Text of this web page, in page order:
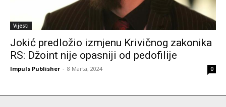
Vijesti
Jokić predložio izmjenu Krivičnog zakonika
RS: Džoint nije opasniji od pedofilije
Impuls Publisher - 8 Marta, 2024 0